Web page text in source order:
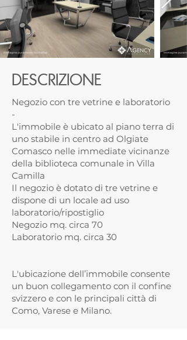
DESCRIZIONE
Negozio con tre vetrine e laboratorio
-
L'immobile è ubicato al piano terra di
uno stabile in centro ad Olgiate
Comasco nelle immediate vicinanze
della biblioteca comunale in Villa
Camilla
Il negozio è dotato di tre vetrine e
dispone di un locale ad uso
laboratorio/ripostiglio
Negozio mq. circa 70
Laboratorio mq. circa 30
L'ubicazione dell’immobile consente
un buon collegamento con il confine
svizzero e con le principali città di
Como, Varese e Milano.